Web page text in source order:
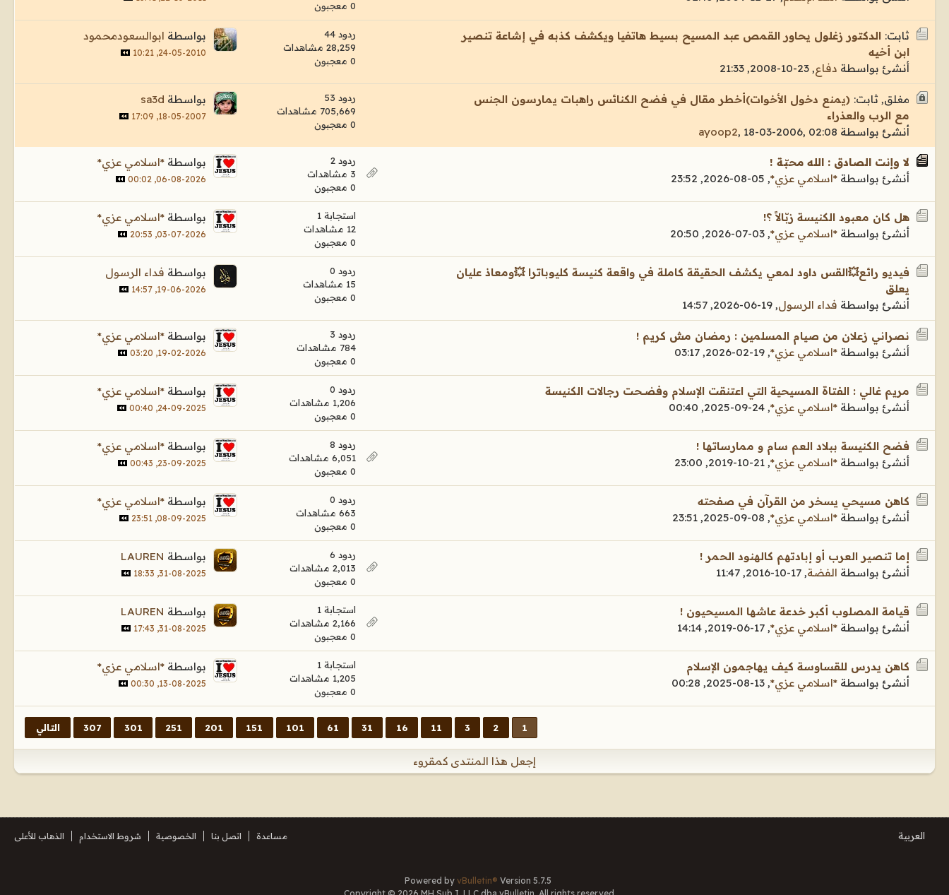
0 معجبون
ثابت: الدكتور زغلول يحاور القمص عبد المسيح بسيط هاتفيا ويكشف كذبه في إشاعة تنصير
ابن أخيه
أنشئ بواسطة دفاع,
23-10-2008, 21:33
ردود 44
28,259 مشاهدات
0 معجبون
بواسطة ابوالسعودمحمود
24-05-2010, 10:21
مغلق, ثابت: (يمنع دخول الأخوات)أخطر مقال في فضح الكنائس راهبات يمارسون الجنس
مع الرب والعذراء
أنشئ بواسطة
ayoop2, 18-03-2006, 02:08
ردود 53
705,669 مشاهدات
0 معجبون
بواسطة sa3d
18-05-2007, 17:09
لا وإنت الصادق : الله محبّة !
أنشئ بواسطة*اسلامي عزي*,
05-08-2026, 23:52
ردود 2
3 مشاهدات
0 معجبون
بواسطة*اسلامي عزي*
06-08-2026, 00:02
هل كان معبود الكنيسة زبّالاً ؟!
أنشئ بواسطة*اسلامي عزي*,
03-07-2026, 20:50
استجابة 1
12 مشاهدات
0 معجبون
بواسطة*اسلامي عزي*
03-07-2026, 20:53
فيديو رائع💥القس داود لمعي يكشف الحقيقة كاملة في واقعة كنيسة كليوباترا 💥ومعاذ عليان
يعلق
أنشئ بواسطة فداء الرسول,
19-06-2026, 14:57
ردود 0
15 مشاهدات
0 معجبون
بواسطة فداء الرسول
19-06-2026, 14:57
نصراني زعلان من صيام المسلمين : رمضان مش كريم !
أنشئ بواسطة*اسلامي عزي*,
19-02-2026, 03:17
ردود 3
784 مشاهدات
0 معجبون
بواسطة*اسلامي عزي*
19-02-2026, 03:20
مريم غالي : الفتاة المسيحية التي اعتنقت الإسلام وفضــحت رجالات الكنيسة
أنشئ بواسطة*اسلامي عزي*,
24-09-2025, 00:40
ردود 0
1,206 مشاهدات
0 معجبون
بواسطة*اسلامي عزي*
24-09-2025, 00:40
فضح الكنيسة ببلاد العم سام و ممارساتها !
أنشئ بواسطة*اسلامي عزي*,
21-10-2019, 23:00
ردود 8
6,051 مشاهدات
0 معجبون
بواسطة*اسلامي عزي*
23-09-2025, 00:43
كاهن مسيحي يسخر من القرآن في صفحته
أنشئ بواسطة*اسلامي عزي*,
08-09-2025, 23:51
ردود 0
663 مشاهدات
0 معجبون
بواسطة*اسلامي عزي*
08-09-2025, 23:51
إما تنصير العرب أو إبادتهم كالهنود الحمر !
أنشئ بواسطة الفضة,
17-10-2016, 11:47
ردود 6
2,013 مشاهدات
0 معجبون
بواسطة LAUREN
31-08-2025, 18:33
قيامة المصلوب أكبر خدعة عاشها المسيحيون !
أنشئ بواسطة*اسلامي عزي*,
17-06-2019, 14:14
استجابة 1
2,166 مشاهدات
0 معجبون
بواسطة LAUREN
31-08-2025, 17:43
كاهن يدرس للقساوسة كيف يهاجمون الإسلام
أنشئ بواسطة*اسلامي عزي*,
13-08-2025, 00:28
استجابة 1
1,205 مشاهدات
0 معجبون
بواسطة*اسلامي عزي*
13-08-2025, 00:30
1
2
3
11
16
31
61
101
151
201
251
301
307 التالي
إجعل هذا المنتدى كمقروء
العربية مساعدة اتصل بنا الخصوصية شروط الاستخدام الذهاب للأعلى
Powered by vBulletin® Version 5.7.5